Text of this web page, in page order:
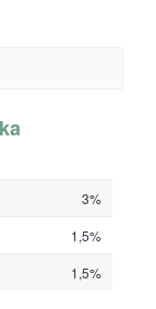
3%
1,5%
1,5%